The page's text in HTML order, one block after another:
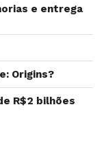
que uma
V,
e entrega
Origins?
R$2 bilhões